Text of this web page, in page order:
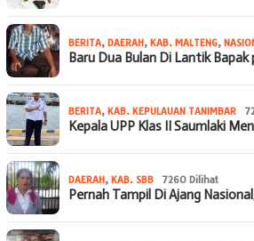
BERITA, DAERAH, KAB. MALTENG,
Baru Dua Bulan Di Lantik
BERITA, KAB. KEPULAUAN TANIMBAR
Kepala UPP Klas II Saumlaki
DAERAH, KAB. SBB 7260 Dilihat
Pernah Tampil Di Ajang